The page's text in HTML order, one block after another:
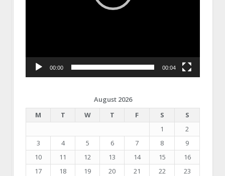
00:00 00:04
August 2026
M
T W T F S
S
1
2
3
4 5 6 7 8
9
10
11 12 13 14 15
16
17
18 19 20 21 22
23